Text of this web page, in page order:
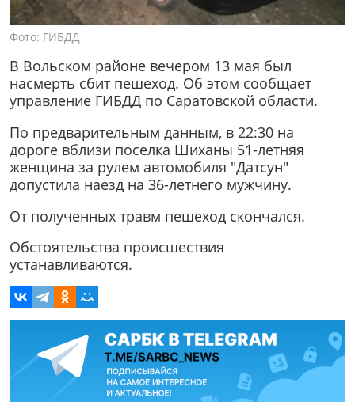
Фото: ГИБДД
В Вольском районе вечером 13 мая был
насмерть сбит пешеход. Об этом сообщает
управление ГИБДД по Саратовской области.
По предварительным данным, в 22:30 на
дороге вблизи поселка Шиханы 51-летняя
женщина за рулем автомобиля "Датсун"
допустила наезд на 36-летнего мужчину.
От полученных травм пешеход скончался.
Обстоятельства происшествия
устанавливаются.